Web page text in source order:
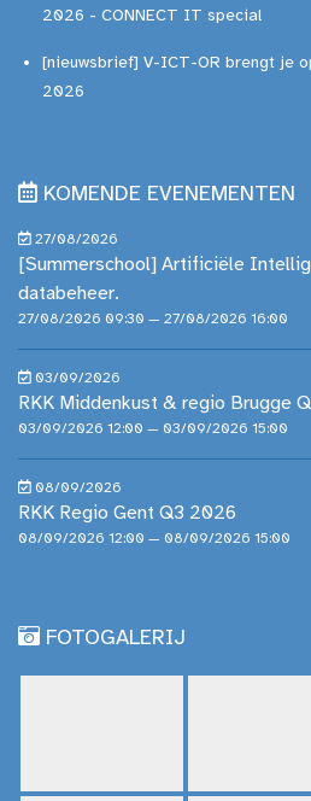
2026 - CONNECT IT special
[nieuwsbrief] V-ICT-OR brengt je
2026
KOMENDE EVENEMENTEN
27/08/2026
[Summerschool] Artificiële
databeheer.
27/08/2026 09:30 — 27/08/2026 16:00
03/09/2026
RKK Middenkust & regio Brugge
03/09/2026 12:00 — 03/09/2026 15:00
08/09/2026
RKK Regio Gent Q3 2026
08/09/2026 12:00 — 08/09/2026 15:00
FOTOGALERIJ